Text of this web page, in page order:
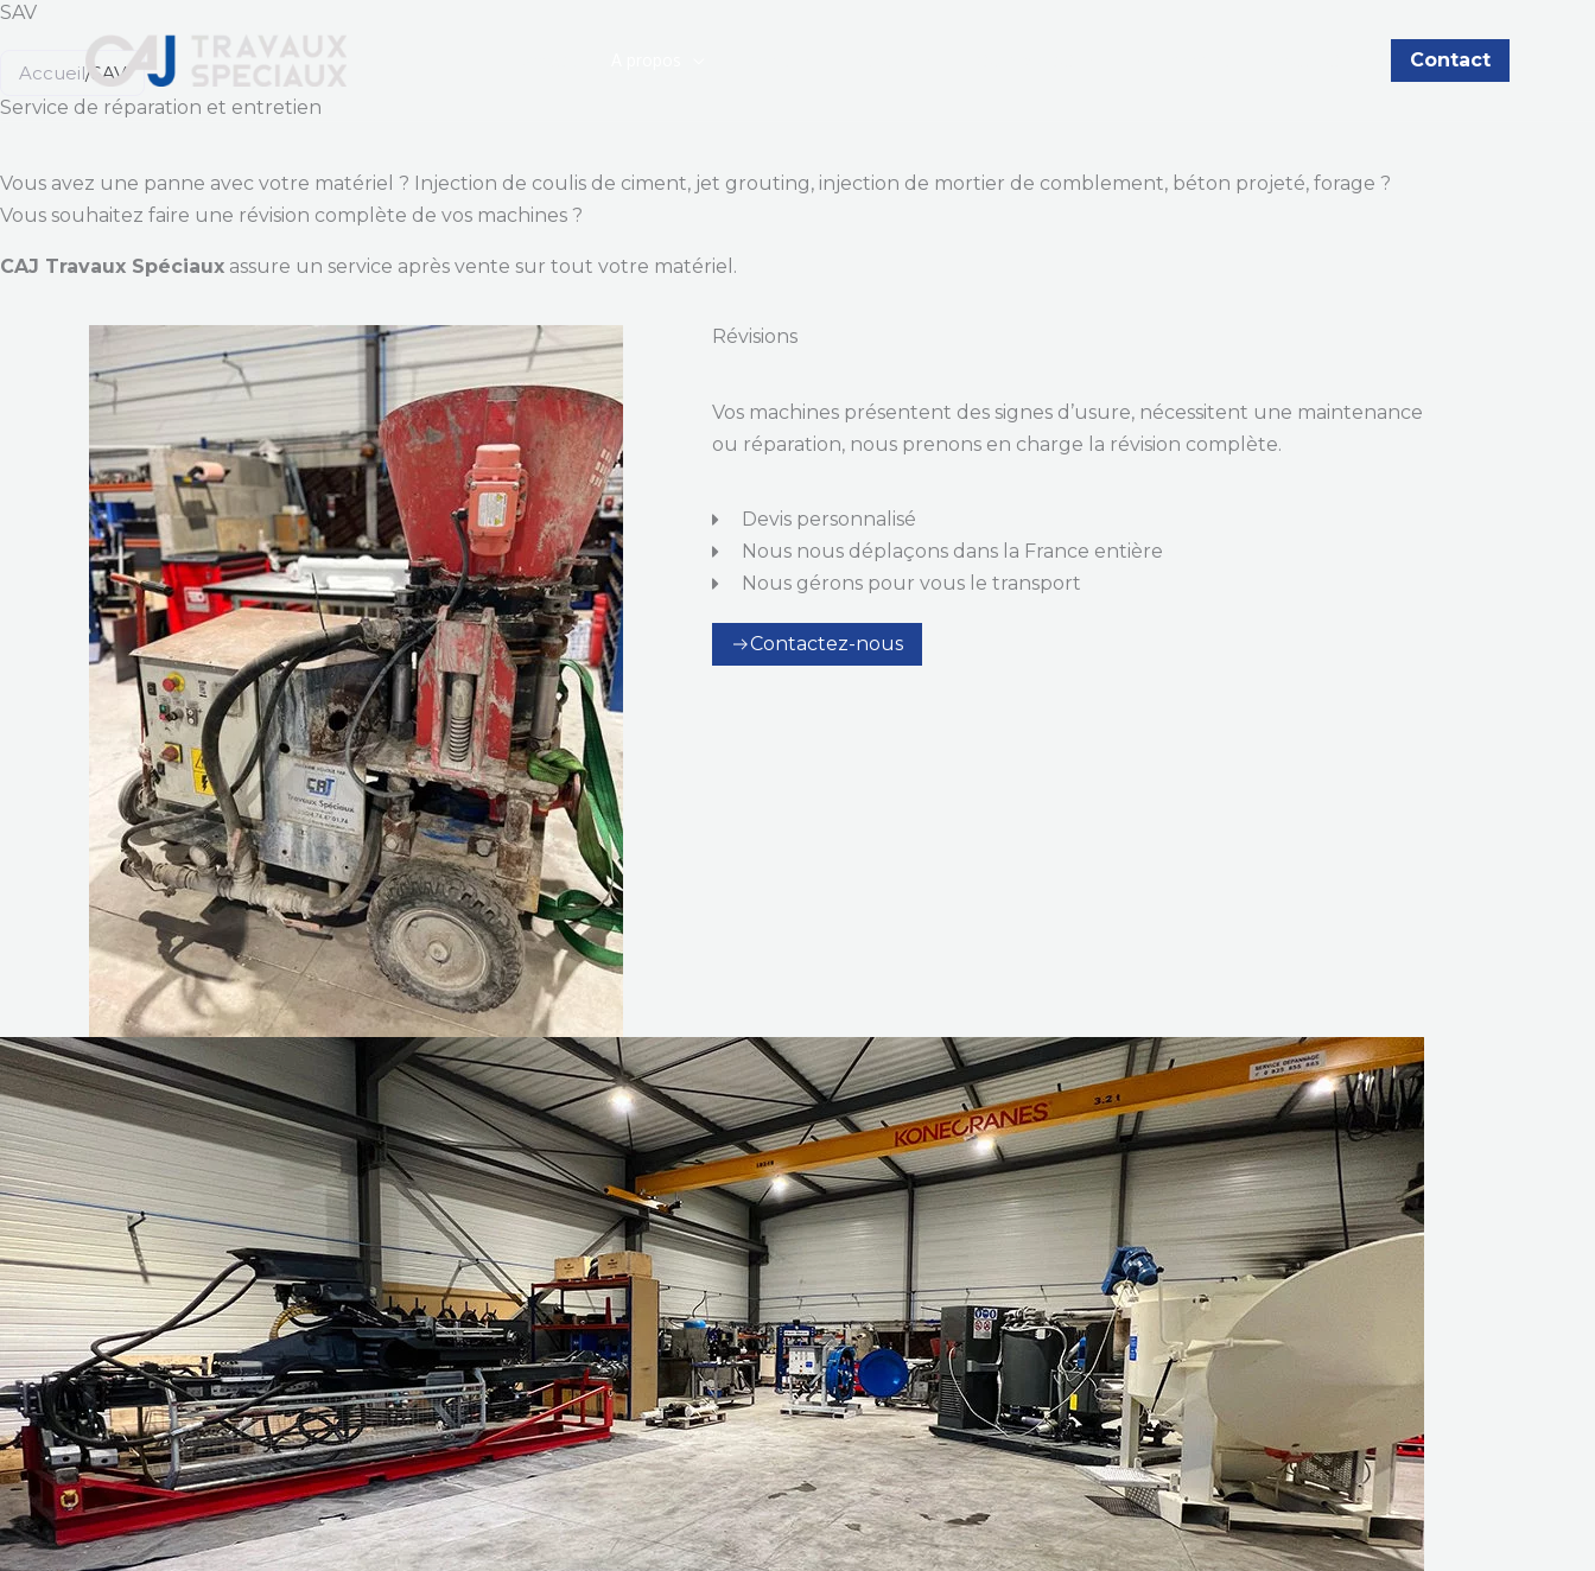
Aller
contenu
Contact
SAV
Accueil/SAV
Service de réparation et entretien
Vous avez une panne avec votre matériel ? Injection de coulis de ciment, jet grouting, injection de mortier de comblement, béton projeté, forage ?
Vous souhaitez faire une révision complète de vos machines ?
CAJ Travaux Spéciaux assure un service après vente sur tout votre matériel.
Révisions
Vos machines présentent des signes d’usure, nécessitent une maintenance
ou réparation, nous prenons en charge la révision complète.
Devis personnalisé
Nous nous déplaçons dans la France entière
Nous gérons pour vous le transport
Contactez-nous